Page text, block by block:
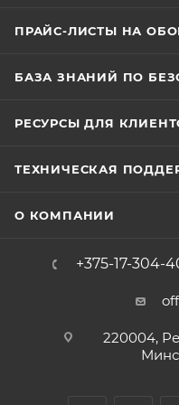
выполнен из
работает в условиях
потреблением
ПРАЙС-ЛИСТЫ НА
БАЗА ЗНАНИЙ ПО
РЕСУРСЫ ДЛЯ
ТЕХНИЧЕСКАЯ
О КОМПАНИИ
+375-17-304-
220004,